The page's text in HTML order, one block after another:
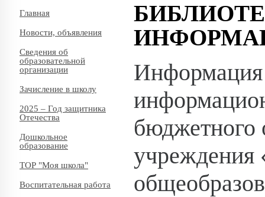
Главная
Новости, объявления
Сведения об
образовательной
организации
Зачисление в школу
2025 – Год защитника
Отечества
Дошкольное
образование
ТОР "Моя школа"
Воспитательная работа
Информация
бюджетного
учреждения